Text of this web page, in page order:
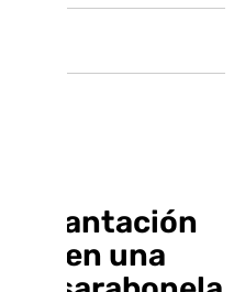
plantación
en una